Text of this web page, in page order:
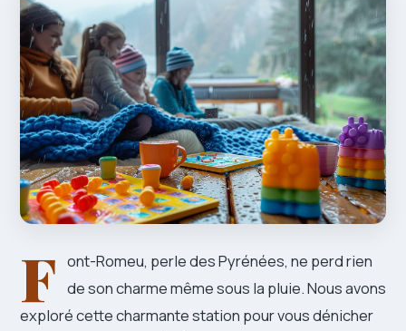
F ont-Romeu, perle des Pyrénées, ne perd rien
de son charme même sous la pluie. Nous avons
exploré cette charmante station pour vous dénicher